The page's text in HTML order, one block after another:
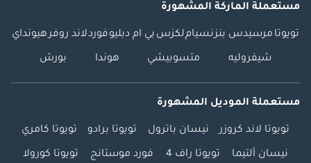
مستعملة الماركة المشهورة
تويوتا مرسيدس بنزنسياملكزس بي ام دبليوفوردلاند روفرهيونداي
شيفروليه متسوبيشي هوندا بورش
مستعملة الموديل المشهورة
تويوتا لاند كروزر نيسان باترول تويوتا برادو تويوتا كامري
نيسان ألتيما تويوتا راف 4 فورد موستانج تويوتا كورولا